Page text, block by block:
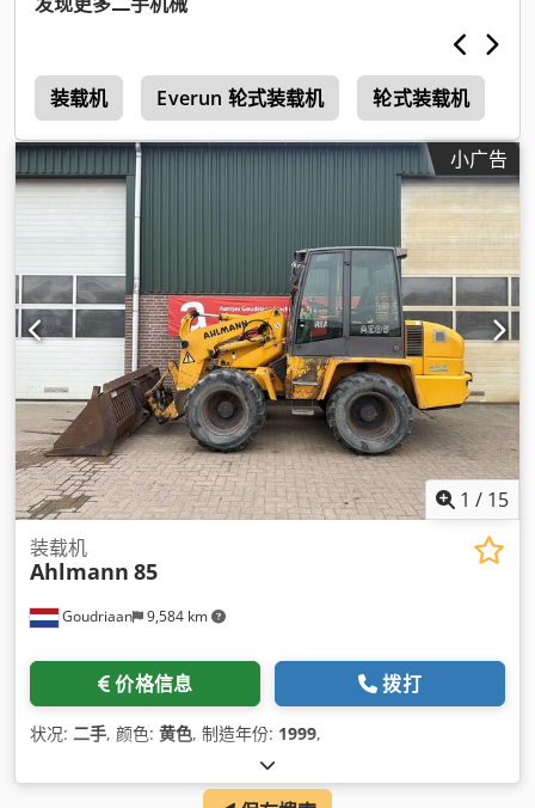
装载机 Everun 轮式装载机 轮式装载机
小广告
1 / 15
Goudriaan 9,584 km
装载机
Ahlmann 85
价格信息 拨打
状况: 二手, 颜色: 黄色, 制造年份: 1999,